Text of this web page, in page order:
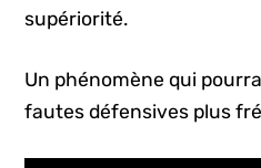
supériorité.
Un phénomène qui
fautes défensives plus